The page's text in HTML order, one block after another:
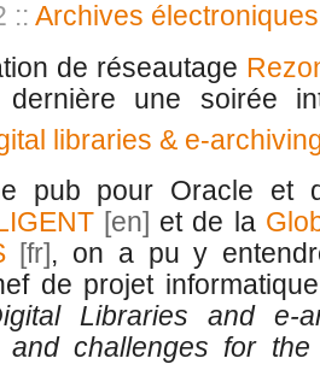
:: Archives électroniques
de réseautage
dernière une soirée
libraries & e-
pub pour Oracle et
et de la
, on a pu y
de projet
Libraries and e-
and challenges for the